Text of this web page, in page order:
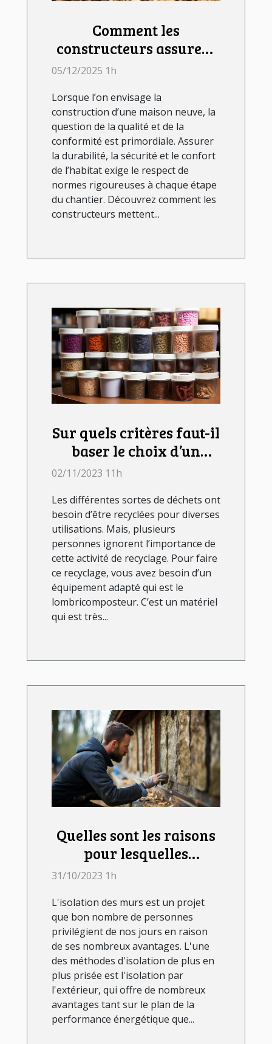
Comment les
constructeurs assurent
la qualité et la
neuves ?
05/12/2025 1h
Lorsque l’on envisage la
construction d’une maison neuve, la
question de la qualité et de la
conformité est primordiale. Assurer
la durabilité, la sécurité et le confort
de l’habitat exige le respect de
normes rigoureuses à chaque étape
du chantier. Découvrez comment les
constructeurs mettent...
Sur quels critères faut-il
baser le choix d’un
lombricomposteur ?
02/11/2023 11h
Les différentes sortes de déchets ont
besoin d’être recyclées pour diverses
utilisations. Mais, plusieurs
personnes ignorent l’importance de
cette activité de recyclage. Pour faire
ce recyclage, vous avez besoin d’un
équipement adapté qui est le
lombricomposteur. C’est un matériel
qui est très...
Quelles sont les raisons
pour lesquelles
l'isolation des murs par
avantageux ?
31/10/2023 1h
L'isolation des murs est un projet
que bon nombre de personnes
privilégient de nos jours en raison
de ses nombreux avantages. L'une
des méthodes d'isolation de plus en
plus prisée est l'isolation par
l'extérieur, qui offre de nombreux
avantages tant sur le plan de la
performance énergétique que...